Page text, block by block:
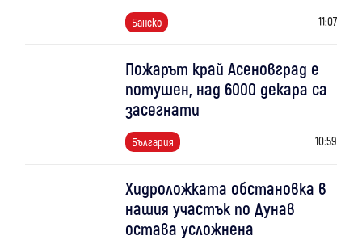
Банско 11:07
Пожарът край Асеновград е
потушен, над 6000 декара са
засегнати
България 10:59
Хидроложката обстановка в
нашия участък по Дунав
остава усложнена